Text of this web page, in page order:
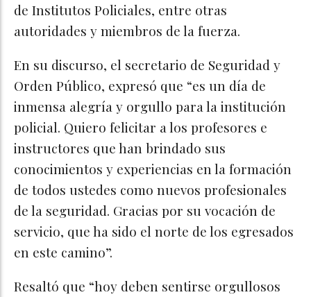
de Institutos Policiales, entre otras
autoridades y miembros de la fuerza.
En su discurso, el secretario de Seguridad y
Orden Público, expresó que “es un día de
inmensa alegría y orgullo para la institución
policial. Quiero felicitar a los profesores e
instructores que han brindado sus
conocimientos y experiencias en la formación
de todos ustedes como nuevos profesionales
de la seguridad. Gracias por su vocación de
servicio, que ha sido el norte de los egresados
en este camino”.
Resaltó que “hoy deben sentirse orgullosos